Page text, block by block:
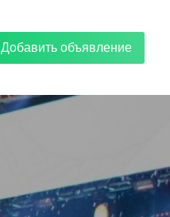
Добавить объявление